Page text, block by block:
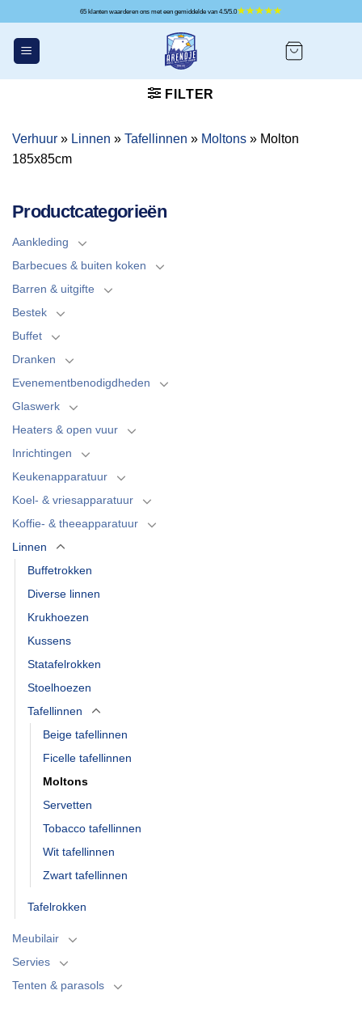
inhoud
65 klanten waarderen ons met een gemiddelde van 4.5/5.0
FILTER
Verhuur » Linnen » Tafellinnen » Moltons » Molton
185x85cm
Productcategorieën
Aankleding
Barbecues & buiten koken
Barren & uitgifte
Bestek
Buffet
Dranken
Evenementbenodigdheden
Glaswerk
Heaters & open vuur
Inrichtingen
Keukenapparatuur
Koel- & vriesapparatuur
Koffie- & theeapparatuur
Linnen
Buffetrokken
Diverse linnen
Krukhoezen
Kussens
Statafelrokken
Stoelhoezen
Tafellinnen
Beige tafellinnen
Ficelle tafellinnen
Moltons
Servetten
Tobacco tafellinnen
Wit tafellinnen
Zwart tafellinnen
Tafelrokken
Meubilair
Servies
Tenten & parasols